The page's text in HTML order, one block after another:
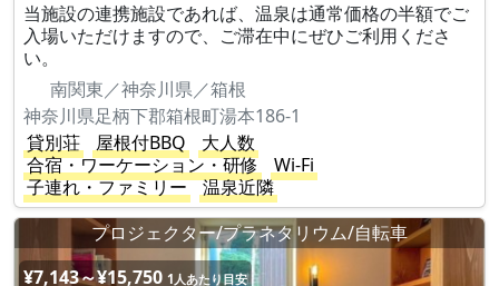
当施設の連携施設であれば、温泉は通常価格の半額でご
入場いただけますので、ご滞在中にぜひご利用くださ
い。
南関東／神奈川県／箱根
神奈川県足柄下郡箱根町湯本186-1
貸別荘
屋根付BBQ
大人数
合宿・ワーケーション・研修
Wi-Fi
子連れ・ファミリー
温泉近隣
プロジェクター/プラネタリウム/自転車
¥7,143～¥15,750 1人あたり目安